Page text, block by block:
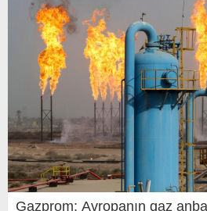
Gazprom: Avropanın qaz